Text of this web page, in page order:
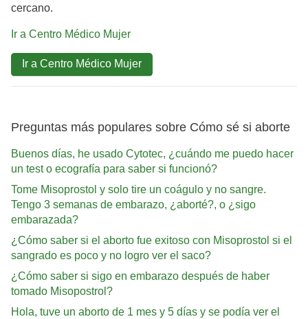
cercano.
Ir a Centro Médico Mujer
Ir a Centro Médico Mujer
Preguntas más populares sobre Cómo sé si aborte
Buenos días, he usado Cytotec, ¿cuándo me puedo hacer
un test o ecografía para saber si funcionó?
Tome Misoprostol y solo tire un coágulo y no sangre.
Tengo 3 semanas de embarazo, ¿aborté?, o ¿sigo
embarazada?
¿Cómo saber si el aborto fue exitoso con Misoprostol si el
sangrado es poco y no logro ver el saco?
¿Cómo saber si sigo en embarazo después de haber
tomado Misopostrol?
Hola, tuve un aborto de 1 mes y 5 días y se podía ver el